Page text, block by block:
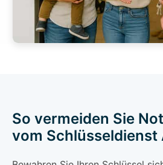
So vermeiden Sie
vom